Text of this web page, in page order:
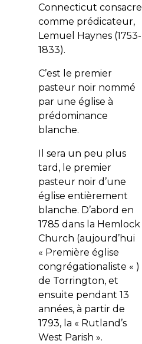
Connecticut consacre
comme prédicateur,
Lemuel Haynes (1753-
1833).
C’est le premier
pasteur noir nommé
par une église à
prédominance
blanche.
Il sera un peu plus
tard, le premier
pasteur noir d’une
église entièrement
blanche. D’abord en
1785 dans la Hemlock
Church (aujourd’hui
« Première église
congrégationaliste « )
de Torrington, et
ensuite pendant 13
années, à partir de
1793, la « Rutland’s
West Parish ».